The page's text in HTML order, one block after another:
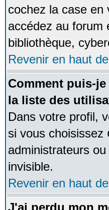
cochez la case en
accédez au forum
bibliothèque,
Revenir en haut
Comment puis-
la liste des
Dans votre profil,
si vous choisissez
administrateurs
invisible.
Revenir en haut
J'ai perdu mon